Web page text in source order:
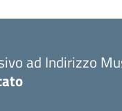
ad Indirizzo